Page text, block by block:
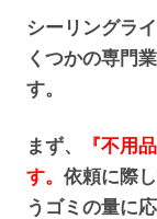
シーリングラ
くつかの専門
す。
まず、
『不用
す。 依頼に際
うゴミの量に